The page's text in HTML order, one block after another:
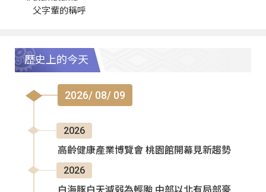
父字輩的稱呼
歷史上的今天
2026/ 08/ 09
2026
高齡健康產業博覽會 桃園館開幕見新趨勢
2026